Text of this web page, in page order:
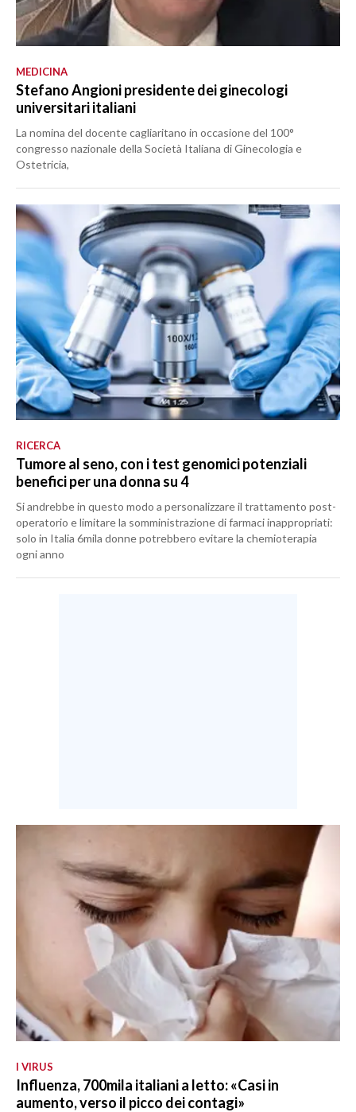
CALCIO
CALCIO REGIONALE
VOLLEY
MOTORI
TENNIS
ALTRI SPORT
SPETTACOLI
GOSSIP
SALUTE
SARDEGNA TURISMO
SARDI NEL MONDO
NOTIZIE
#CARAUNIONE
3 MINUTI CON
INSULARITÀ
MEDICINA
Stefano Angioni presidente dei ginecologi
universitari italiani
La nomina del docente cagliaritano in occasione del 100°
congresso nazionale della Società Italiana di Ginecologia e
Ostetricia,
RICERCA
Tumore al seno, con i test genomici potenziali
benefici per una donna su 4
Si andrebbe in questo modo a personalizzare il trattamento post-
operatorio e limitare la somministrazione di farmaci inappropriati:
solo in Italia 6mila donne potrebbero evitare la chemioterapia
ogni anno
I VIRUS
Influenza, 700mila italiani a letto: «Casi in
aumento, verso il picco dei contagi»